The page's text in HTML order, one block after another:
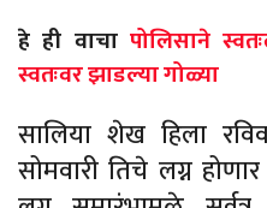
हे ही वाचा पोलिसाने
स्वतःवर झाडल्या गोळ्या
सालिया शेख हिला
सोमवारी तिचे लग्न